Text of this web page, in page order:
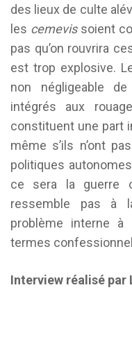
des lieux de culte
les cemevis soient
pas qu’on rouvrira
est trop explosive.
non négligeable
intégrés aux
constituent une part
même s’ils n’ont
politiques
ce sera la guerre
ressemble pas à
problème interne à
termes
Interview réalisé par